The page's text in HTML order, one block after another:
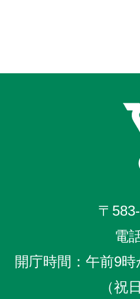
〒
電
開庁時間：午前9
（祝